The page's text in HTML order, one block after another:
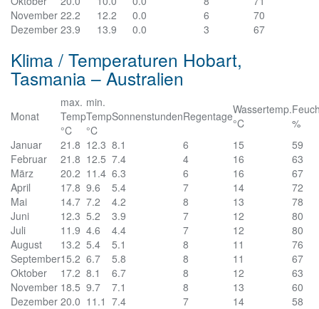
November 22.2 12.2 0.0 6
70
Dezember 23.9 13.9 0.0 3 67
Klima / Temperaturen Hobart,
Tasmania – Australien
Monat
max.
Temp
°C
min.
Temp
°C
SonnenstundenRegentageWassertemp.
°C
%
Januar
21.8 12.3 8.1 6 15
59
Februar
21.8 12.5 7.4 4 16
63
März
20.2 11.4 6.3 6 16
67
April
17.8 9.6 5.4 7 14
72
Mai
14.7 7.2 4.2 8 13
78
Juni
12.3 5.2 3.9 7 12
80
Juli
11.9 4.6 4.4 7 12
80
August
13.2 5.4 5.1 8 11
76
September15.2 6.7 5.8 8 11
67
Oktober
17.2 8.1 6.7 8 12
63
November 18.5 9.7 7.1 8 13
60
Dezember 20.0 11.1 7.4 7 14 58